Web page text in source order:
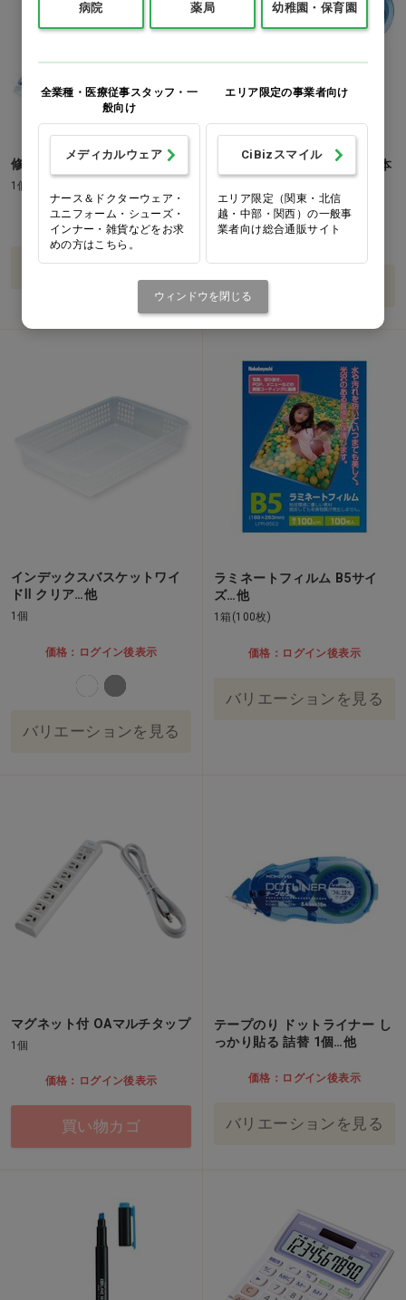
修正テープ ケシピタ 本体…他
1個
価格：ログイン後表示
バリエーションを見る
修正テープ ケシピコスリム 本
体…他
1個
バリエーションを見る
インデックスバスケットワイ
ドⅡ クリア…他
1個
価格：ログイン後表示
バリエーションを見る
ラミネートフィルム B5サイ
ズ…他
1箱(100枚)
価格：ログイン後表示
バリエーションを見る
マグネット付 OAマルチタップ
1個
価格：ログイン後表示
買い物カゴ
テープのり ドットライナー し
っかり貼る 詰替 1個…他
価格：ログイン後表示
バリエーションを見る
病院 薬局 幼稚園・保育園
全業種・医療従事スタッフ・一
般向け
メディカルウェア
ナース＆ドクターウェア・
ユニフォーム・シューズ・
インナー・雑貨などをお求
めの方はこちら。
エリア限定の事業者向け
CiBizスマイル
エリア限定（関東・北信
越・中部・関西）の一般事
業者向け総合通販サイト
ウィンドウを閉じる